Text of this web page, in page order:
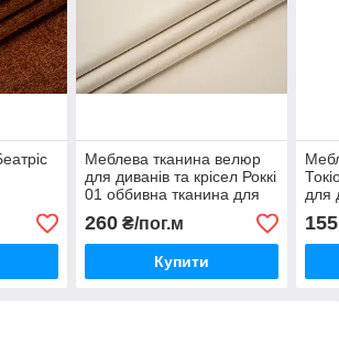
Меблева тканина велюр
для диванів та крісел Роккі
01 оббивна тканина для
перетяжки меблів
260₴/пог.м
Купити
для
155